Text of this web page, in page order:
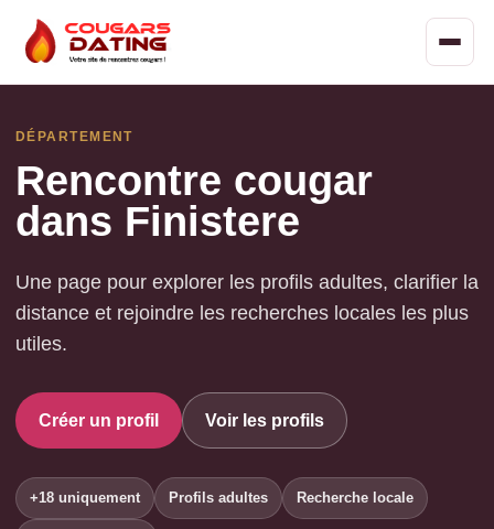
DÉPARTEMENT
Rencontre cougar
dans Finistere
Une page pour explorer les profils adultes, clarifier la
distance et rejoindre les recherches locales les plus
utiles.
Créer un profil Voir les profils
+18 uniquement Profils adultes Recherche locale